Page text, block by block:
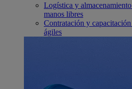
Logística y almacenamiento
manos libres
Contratación y capacitación
ágiles